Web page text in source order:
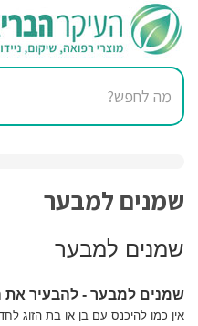
שמנים למבער
שמנים למבער
שמנים למבער - להבעיר
אין כמו להיכנס עם בן או בת הזוג